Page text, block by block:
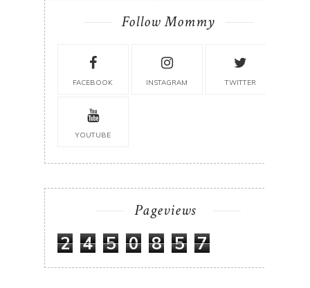
Follow Mommy
FACEBOOK INSTAGRAM TWITTER
YOUTUBE
Pageviews
2 4 5 0 8 5 7